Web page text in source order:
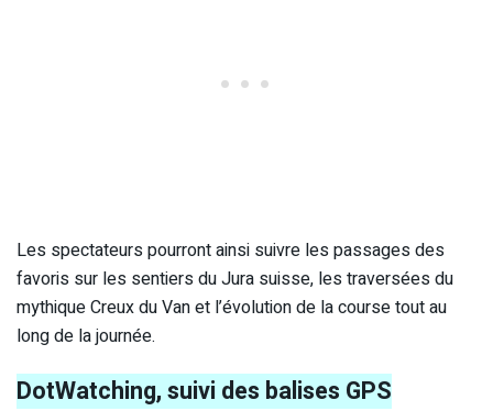
Les spectateurs pourront ainsi suivre les passages des
favoris sur les sentiers du Jura suisse, les traversées du
mythique Creux du Van et l’évolution de la course tout au
long de la journée.
DotWatching, suivi des balises GPS